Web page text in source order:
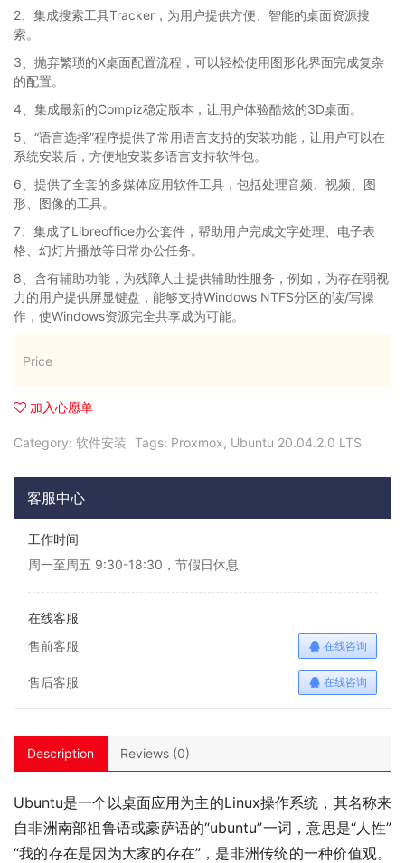
2、集成搜索工具Tracker，为用户提供方便、智能的桌面资源搜
索。
3、抛弃繁琐的X桌面配置流程，可以轻松使用图形化界面完成复杂
的配置。
4、集成最新的Compiz稳定版本，让用户体验酷炫的3D桌面。
5、“语言选择”程序提供了常用语言支持的安装功能，让用户可以在
系统安装后，方便地安装多语言支持软件包。
6、提供了全套的多媒体应用软件工具，包括处理音频、视频、图
形、图像的工具。
7、集成了Libreoffice办公套件，帮助用户完成文字处理、电子表
格、幻灯片播放等日常办公任务。
8、含有辅助功能，为残障人士提供辅助性服务，例如，为存在弱视
力的用户提供屏显键盘，能够支持Windows NTFS分区的读/写操
作，使Windows资源完全共享成为可能。
Price
加入心愿单
Category: 软件安装 Tags: Proxmox, Ubuntu 20.04.2.0 LTS
客服中心
工作时间
周一至周五 9:30-18:30，节假日休息
在线客服
售前客服
在线咨询
售后客服 在线咨询
Description Reviews (0)
Ubuntu是一个以桌面应用为主的Linux操作系统，其名称来
自非洲南部祖鲁语或豪萨语的“ubuntu”一词，意思是“人性”
“我的存在是因为大家的存在”，是非洲传统的一种价值观。